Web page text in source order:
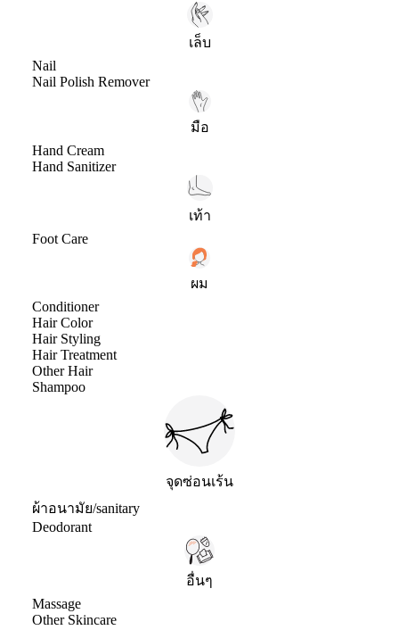
เล็บ
Nail
Nail Polish Remover
มือ
Hand Cream
Hand Sanitizer
เท้า
Foot Care
ผม
Conditioner
Hair Color
Hair Styling
Hair Treatment
Other Hair
Shampoo
จุดซ่อนเร้น
ผ้าอนามัย/sanitary
Deodorant
อื่นๆ
Massage
Other Skincare